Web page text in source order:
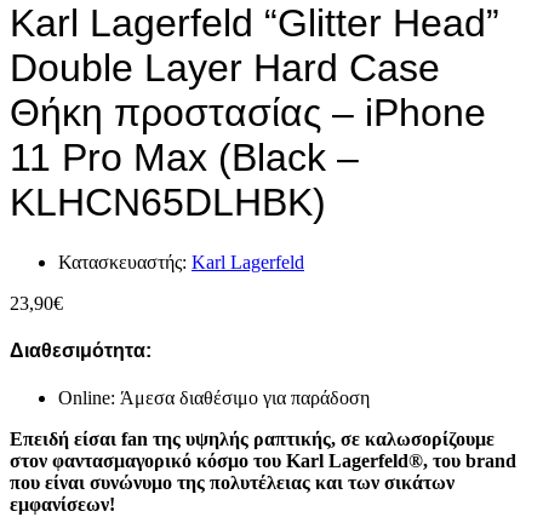
Karl Lagerfeld “Glitter Head”
Double Layer Hard Case
Θήκη προστασίας – iPhone
11 Pro Max (Black –
KLHCN65DLHBK)
Κατασκευαστής: Karl Lagerfeld
23,90€
Διαθεσιμότητα:
Online: Άμεσα διαθέσιμο για παράδοση
Επειδή είσαι fan της υψηλής ραπτικής, σε καλωσορίζουμε
στον φαντασμαγορικό κόσμο του Karl Lagerfeld®, του brand
που είναι συνώνυμο της πολυτέλειας και των σικάτων
εμφανίσεων!